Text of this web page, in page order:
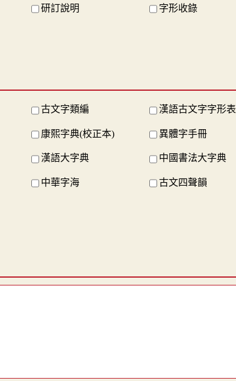
研訂說明 字形收錄
古文字類編 漢語古文字字形表
康熙字典(校正本) 異體字手冊
漢語大字典 中國書法大字典
中華字海 古文四聲韻